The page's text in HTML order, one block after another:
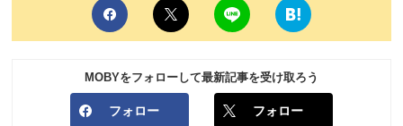
MOBYをフォローして最新記事を受け取ろう
フォロー フォロー